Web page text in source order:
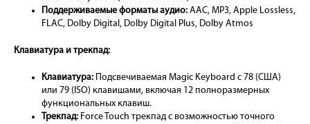
Поддерживаемые форматы аудио: AAC, MP3, Apple Lossless,
FLAC, Dolby Digital, Dolby Digital Plus, Dolby Atmos
Клавиатура и трекпад:
Клавиатура: Подсвечиваемая Magic Keyboard с 78 (США)
или 79 (ISO) клавишами, включая 12 полноразмерных
функциональных клавиш.
Трекпад: Force Touch трекпад с возможностью точного